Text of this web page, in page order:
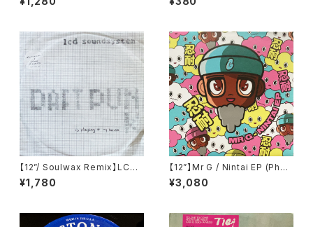
42)
00)
【12”/ Soulwax Remix】LCD
Soundsystem / Daft Punk I
s Playing At My House (DF
¥1,780
【12”】Mr G / Nintai EP (Phoe
nix G.) (PG077)
¥3,080